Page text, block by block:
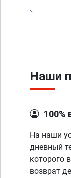
Наши
100%
На наши
дневный
которого
возврат